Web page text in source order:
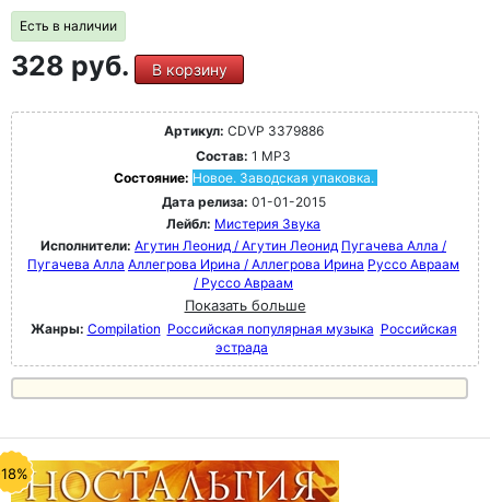
Есть в наличии
328 руб. В корзину
Артикул: CDVP 3379886
Состав: 1 MP3
Состояние: Новое. Заводская упаковка.
Дата релиза: 01-01-2015
Лейбл: Мистерия Звука
Исполнители: Агутин Леонид / Агутин Леонид Пугачева Алла /
Пугачева Алла Аллегрова Ирина / Аллегрова Ирина Руссо Авраам
/ Руссо Авраам
Показать больше
Жанры: Compilation Российская популярная музыка Российская
эстрада